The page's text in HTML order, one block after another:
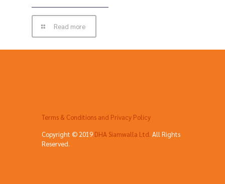
Read more
Terms & Conditions and Privacy Policy
Copyright © 2019 DHA Siamwalla Ltd. All Rights
Reserved.